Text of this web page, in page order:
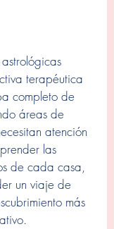
terapéutica
completo de
áreas de
atención
las
de cada casa,
un viaje de
más